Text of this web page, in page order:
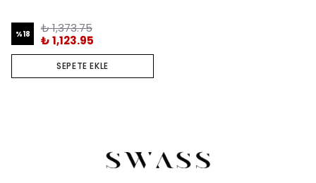
%18
₺ 1,373.75
₺ 1,123.95
SEPETE EKLE